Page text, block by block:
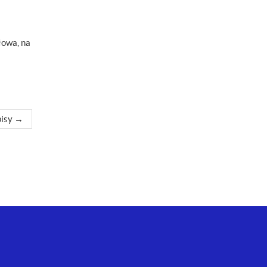
na
→